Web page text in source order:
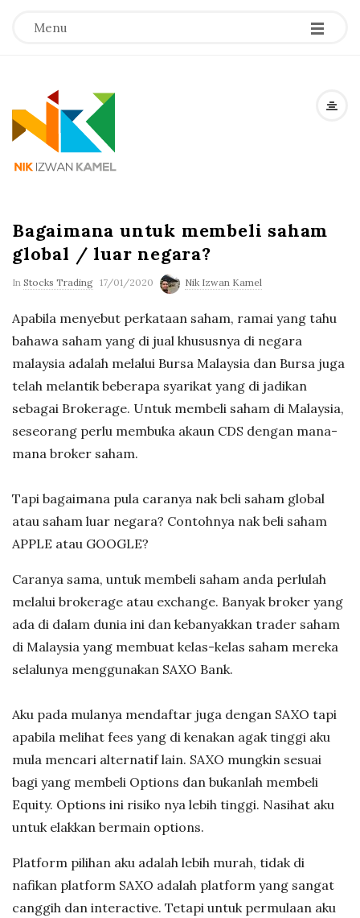
Menu -
-
-
N
i
I
z
w
a
n
K
m
e
l
Bagaimana untuk membeli saham
global / luar negara?
In Stocks Trading 17/01/2020 Nik Izwan Kamel
Apabila menyebut perkataan saham, ramai yang tahu
bahawa saham yang di jual khususnya di negara
malaysia adalah melalui Bursa Malaysia dan Bursa juga
telah melantik beberapa syarikat yang di jadikan
sebagai Brokerage. Untuk membeli saham di Malaysia,
seseorang perlu membuka akaun CDS dengan mana-
mana broker saham.
Tapi bagaimana pula caranya nak beli saham global
atau saham luar negara? Contohnya nak beli saham
APPLE atau GOOGLE?
Caranya sama, untuk membeli saham anda perlulah
melalui brokerage atau exchange. Banyak broker yang
ada di dalam dunia ini dan kebanyakkan trader saham
di Malaysia yang membuat kelas-kelas saham mereka
selalunya menggunakan SAXO Bank.
Aku pada mulanya mendaftar juga dengan SAXO tapi
apabila melihat fees yang di kenakan agak tinggi aku
mula mencari alternatif lain. SAXO mungkin sesuai
bagi yang membeli Options dan bukanlah membeli
Equity. Options ini risiko nya lebih tinggi. Nasihat aku
untuk elakkan bermain options.
Platform pilihan aku adalah lebih murah, tidak di
nafikan platform SAXO adalah platform yang sangat
canggih dan interactive. Tetapi untuk permulaan aku